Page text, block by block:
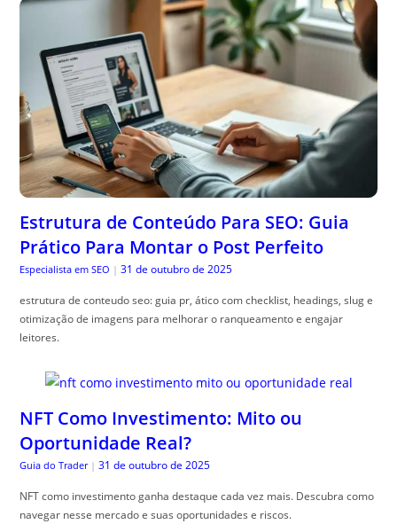
Estrutura de Conteúdo Para SEO: Guia
Prático Para Montar o Post Perfeito
Especialista em SEO | 31 de outubro de 2025
estrutura de conteudo seo: guia pr, ático com checklist, headings, slug e
otimização de imagens para melhorar o ranqueamento e engajar
leitores.
NFT Como Investimento: Mito ou
Oportunidade Real?
Guia do Trader | 31 de outubro de 2025
NFT como investimento ganha destaque cada vez mais. Descubra como
navegar nesse mercado e suas oportunidades e riscos.